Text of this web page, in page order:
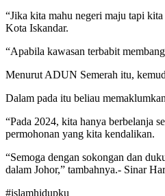
“Jika kita mahu negeri maju tapi
Kota Iskandar.
“Apabila kawasan terbabit
Menurut ADUN Semerah itu,
Dalam pada itu beliau
“Pada 2024, kita hanya berbelanja
permohonan yang kita kendalikan.
“Semoga dengan sokongan dan
dalam Johor,” tambahnya.- Sinar
#islamhidupku